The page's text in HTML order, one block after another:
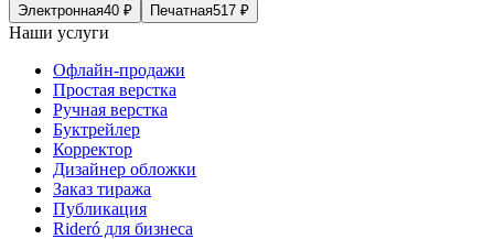
Электронная40 ₽ Печатная517 ₽
Наши услуги
Офлайн-продажи
Простая верстка
Ручная верстка
Буктрейлер
Корректор
Дизайнер обложки
Заказ тиража
Публикация
Rideró для бизнеса